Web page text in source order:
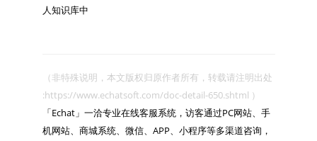
（非特殊说明，本文版权归原作者所有，转载请注明出处
:https://www.echatsoft.com/doc-detail-650.shtml ）
「Echat」一洽专业在线客服系统，访客通过PC网站、手
机网站、商城系统、微信、APP、小程序等多渠道咨询，